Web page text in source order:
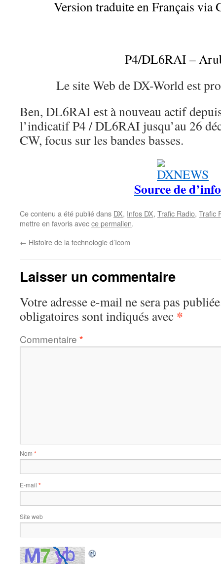
Version traduite en Français via
P4/DL6RAI –
Le site Web de DX-World est
Ben, DL6RAI est à nouveau actif
l’indicatif P4 / DL6RAI jusqu’au 26
CW, focus sur les bandes basses.
Source de d’info
Ce contenu a été publié dans DX, Infos DX, Trafic Radio, Trafic
mettre en favoris avecce permalien.
← Histoire de la technologie d’Icom
Laisser un commentaire
Votre adresse e-mail ne sera pas
obligatoires sont indiqués avec *
Commentaire *
Nom *
E-mail *
Site web